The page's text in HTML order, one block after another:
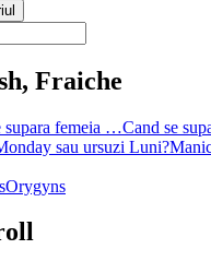
Fraiche
Cand se
Orygyns